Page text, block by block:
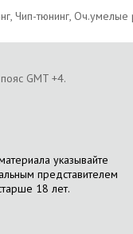
Чип-тюнинг, Оч.умелые
GMT +4.
указывайте
представителем
18 лет.